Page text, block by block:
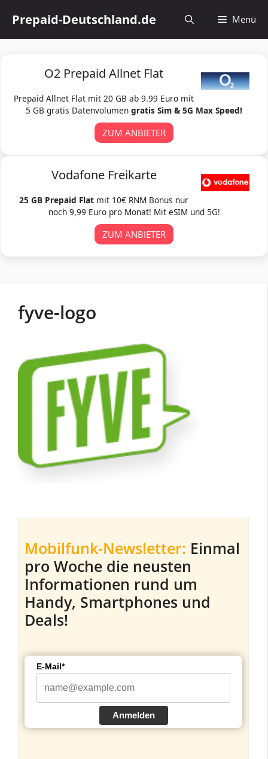
Inhalt
springen
Prepaid-Deutschland.de Menü
O2 Prepaid Allnet Flat
Prepaid Allnet Flat mit 20 GB ab 9.99 Euro mit
5 GB gratis Datenvolumen gratis Sim & 5G Max Speed!
ZUM ANBIETER
Vodafone Freikarte
25 GB Prepaid Flat mit 10€ RNM Bonus nur
noch 9,99 Euro pro Monat! Mit eSIM und 5G!
ZUM ANBIETER
fyve-logo
Mobilfunk-Newsletter: Einmal
pro Woche die neusten
Informationen rund um
Handy, Smartphones und
Deals!
E-Mail*
Anmelden